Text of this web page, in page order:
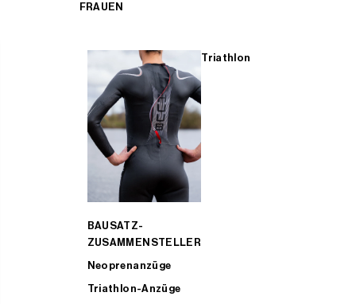
FRAUEN
Triathlon
BAUSATZ-
ZUSAMMENSTELLER
Neoprenanzüge
Triathlon-Anzüge